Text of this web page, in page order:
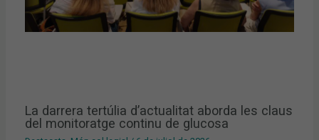
La darrera tertúlia d’actualitat aborda les claus
del monitoratge continu de glucosa